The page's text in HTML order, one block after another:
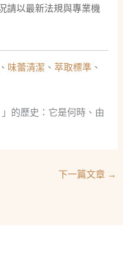
請以最新法規與專業機
、 味蕾清潔 、 萃取標準、
的歷史：它是何時、由
下一篇文章 →